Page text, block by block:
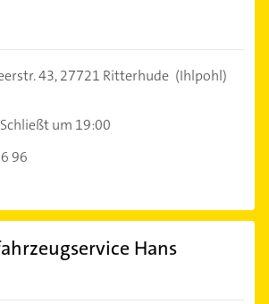
43,27721 Ritterhude (Ihlpohl)
Schließt um 19:00
96
Hans